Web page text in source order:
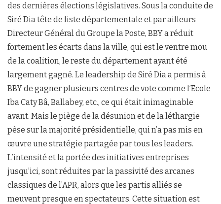
des dernières élections législatives. Sous la conduite de
Siré Dia tête de liste départementale et par ailleurs
Directeur Général du Groupe la Poste, BBY a réduit
fortement les écarts dans la ville, qui est le ventre mou
de la coalition, le reste du département ayant été
largement gagné. Le leadership de Siré Dia a permis à
BBY de gagner plusieurs centres de vote comme l’Ecole
Iba Caty Bâ, Ballabey, etc., ce qui était inimaginable
avant. Mais le piège de la désunion et de la léthargie
pèse sur la majorité présidentielle, qui n’a pas mis en
œuvre une stratégie partagée par tous les leaders.
L’intensité et la portée des initiatives entreprises
jusqu’ici, sont réduites par la passivité des arcanes
classiques de l’APR, alors que les partis alliés se
meuvent presque en spectateurs. Cette situation est